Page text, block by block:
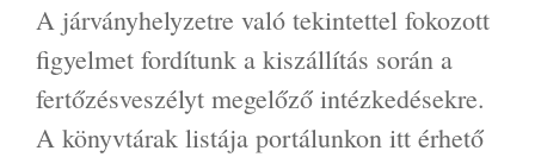
A járványhelyzetre való tekintettel fokozott
figyelmet fordítunk a kiszállítás során a
fertőzésveszélyt megelőző intézkedésekre.
A könyvtárak listája portálunkon itt érhető